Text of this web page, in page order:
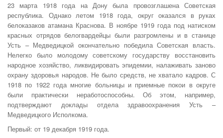
23 марта 1918 года на Дону была провозглашена Советская
республика. Однако летом 1918 года, округ оказался в руках
белоказаков атамана Краснова. В ноябре 1919 года под натиском
красных отрядов белогвардейцы были разгромлены и в станице
Усть – Медведицкой окончательно победила Советская власть.
Нелегко было молодому советскому государству восстановить
народное хозяйство, ликвидировать эпидемии, налаживать заново
охрану здоровья народов. Не было средств, не хватало кадров. С
1918 по 1922 года многие больницы и приемные покои в округе
были практически неработоспособны. Об этом, например,
подтверждают доклады отдела здравоохранения Усть –
Медведицкого Исполкома.
Первый: от 19 декабря 1919 года.